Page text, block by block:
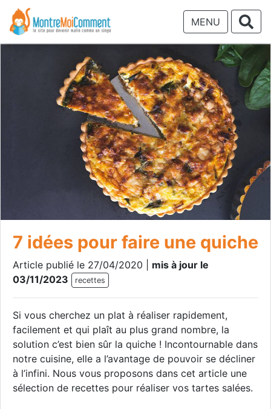
MENU
7 idées pour faire une quiche
Article publié le 27/04/2020 | mis à jour le
03/11/2023
recettes
Si vous cherchez un plat à réaliser rapidement,
facilement et qui plaît au plus grand nombre, la
solution c’est bien sûr la quiche ! Incontournable dans
notre cuisine, elle a l’avantage de pouvoir se décliner
à l’infini. Nous vous proposons dans cet article une
sélection de recettes pour réaliser vos tartes salées.